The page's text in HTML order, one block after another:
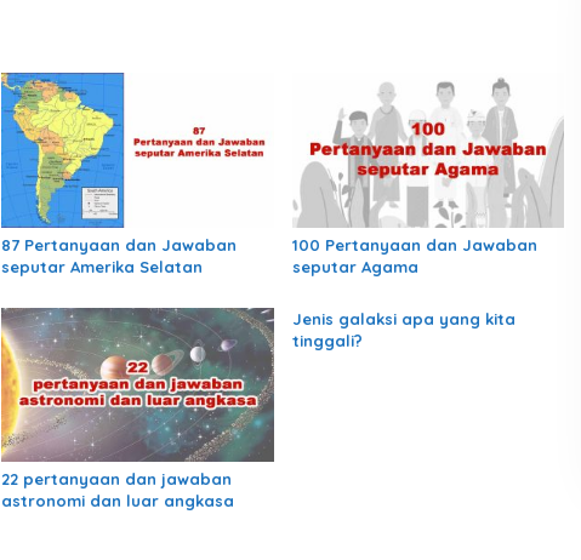
87 Pertanyaan dan Jawaban
seputar Amerika Selatan
100 Pertanyaan dan Jawaban
seputar Agama
22 pertanyaan dan jawaban
astronomi dan luar angkasa
Jenis galaksi apa yang kita
tinggali?